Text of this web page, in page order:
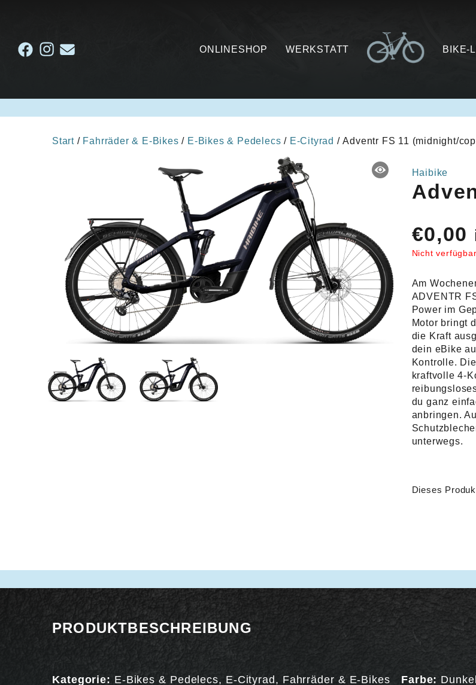
ONLINESHOP WERKSTATT BIKE-
Start / Fahrräder & E-Bikes / E-Bikes & Pedelecs / E-Cityrad / Adventr FS 11 (midnight/
Haibike
€0,00
Nicht verfügbar
Am
ADVENTR
Power im
Motor bringt
die Kraft
dein eBike
Kontrolle.
kraftvolle 4-
du ganz
anbringen.
unterwegs.
Dieses
PRODUKTBESCHREIBUNG
Kategorie: E-Bikes & Pedelecs, E-Cityrad , Fahrräder & E-Bikes Farbe: